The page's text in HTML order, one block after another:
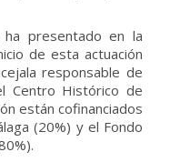
presentado en la
de esta actuación
responsable de
Centro Histórico de
están cofinanciados
(20%) y el Fondo